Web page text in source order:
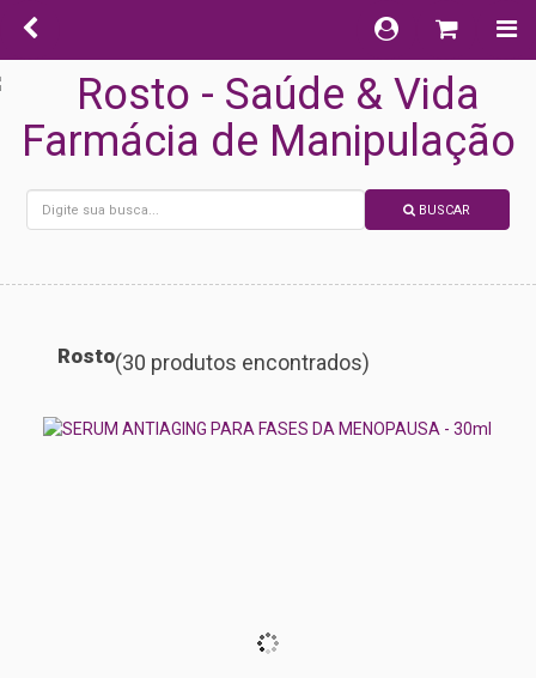
BUSCAR
Rosto(30 produtos encontrados)